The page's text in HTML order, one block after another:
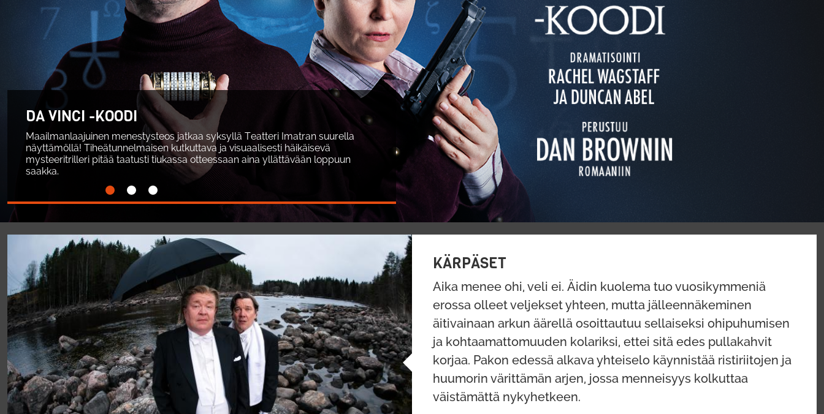
DA VINCI -KOODI
Maailmanlaajuinen menestysteos jatkaa syksyllä Teatteri Imatran suurella
näyttämöllä! Tiheätunnelmaisen kutkuttava ja visuaalisesti häikäisevä
mysteeritrilleri pitää taatusti tiukassa otteessaan aina yllättävään loppuun
saakka.
KÄRPÄSET
Aika menee ohi, veli ei. Äidin kuolema tuo vuosikymmeniä
erossa olleet veljekset yhteen, mutta jälleennäkeminen
äitivainaan arkun äärellä osoittautuu sellaiseksi ohipuhumisen
ja kohtaamattomuuden kolariksi, ettei sitä edes pullakahvit
korjaa. Pakon edessä alkava yhteiselo käynnistää ristiriitojen ja
huumorin värittämän arjen, jossa menneisyys kolkuttaa
väistämättä nykyhetkeen.